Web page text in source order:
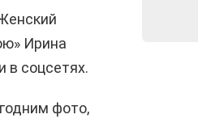
Ирина
в соцсетях.
фото,